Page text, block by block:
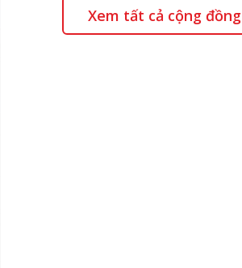
Xem tất cả cộng đồng